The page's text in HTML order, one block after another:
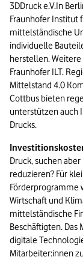
3DDruck e.V.In
Fraunhofer Institut
mittelständische
individuelle
herstellen.
Fraunhofer ILT.
Mittelstand 4.0
Cottbus bieten
unterstützen auch
Drucks.
Druck, suchen
reduzieren? Für
Förderprogramme
Wirtschaft und
mittelständische
Beschäftigten.
digitale
Mitarbeiter:innen